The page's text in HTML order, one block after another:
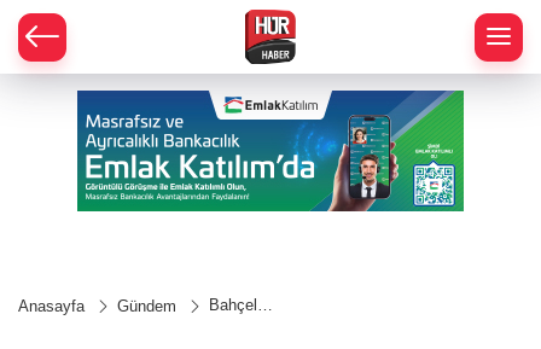
Anasayfa Gündem
Bahçeli: